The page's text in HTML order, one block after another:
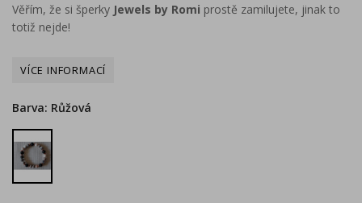
Věřím, že si šperky Jewels by Romi prostě zamilujete, jinak to
totiž nejde!
Barva: Růžová
Růžová